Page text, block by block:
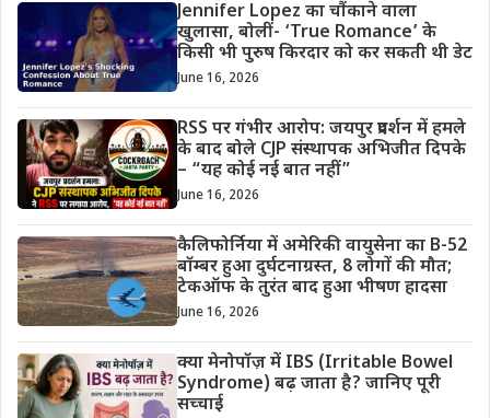
Jennifer Lopez का चौंकाने वाला
खुलासा, बोलीं- ‘True Romance’ के
किसी भी पुरुष किरदार को कर सकती थी डेट
June 16, 2026
RSS पर गंभीर आरोप: जयपुर प्रदर्शन में हमले
के बाद बोले CJP संस्थापक अभिजीत दिपके
– “यह कोई नई बात नहीं”
June 16, 2026
कैलिफोर्निया में अमेरिकी वायुसेना का B-52
बॉम्बर हुआ दुर्घटनाग्रस्त, 8 लोगों की मौत;
टेकऑफ के तुरंत बाद हुआ भीषण हादसा
June 16, 2026
क्या मेनोपॉज़ में IBS (Irritable Bowel
Syndrome) बढ़ जाता है? जानिए पूरी
सच्चाई